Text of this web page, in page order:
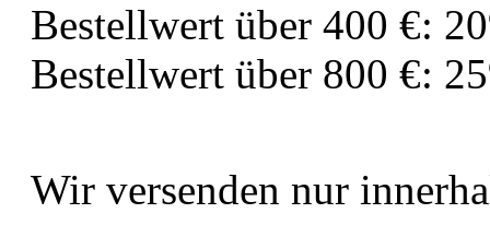
Bestellwert über 400 €:
Bestellwert über 800 €:
Wir versenden nur